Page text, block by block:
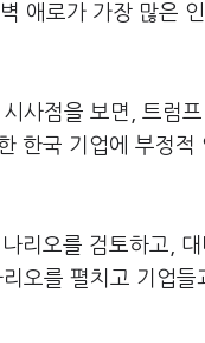
애로가 가장 많은
사점을 보면, 트럼
한국 기업에 부정적
리오를 검토하고,
오를 펼치고 기업들